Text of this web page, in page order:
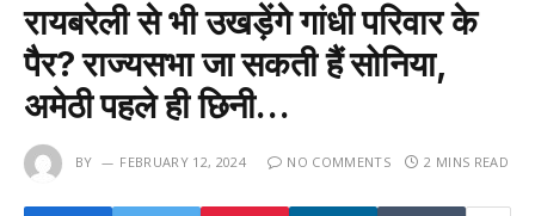
रायबरेली से भी उखड़ेंगे गांधी परिवार के
पैर? राज्यसभा जा सकती हैं सोनिया,
अमेठी पहले ही छिनी…
BY FEBRUARY 12, 2024 NO COMMENTS 2 MINS READ